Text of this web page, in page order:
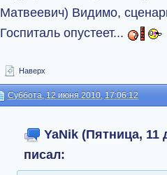
Матвеевич) Видимо,
Госпиталь опустеет...
Наверх
Суббота, 12 июня 2010, 17:06:12
YaNik (Пятница, 11
писал: